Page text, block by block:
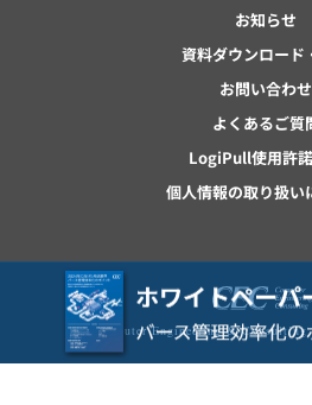
お知らせ
資料ダウンロード
お問い合わせ
よくあるご質
LogiPull使用許
個人情報の取り扱い
© Computer Engineering &